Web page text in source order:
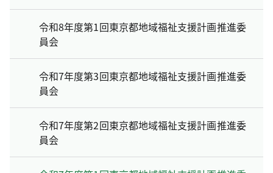
令和8年度第1回東京都地域福祉支援計画推進委
員会
令和7年度第3回東京都地域福祉支援計画推進委
員会
令和7年度第2回東京都地域福祉支援計画推進委
員会